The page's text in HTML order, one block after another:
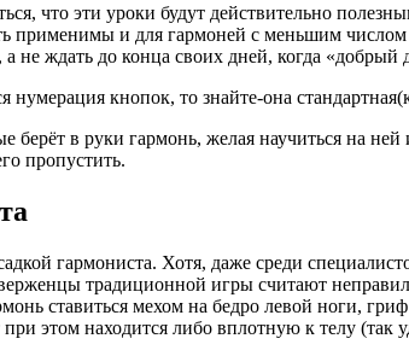
что эти уроки будут действительно
применимы и для гармоней с меньшим
не ждать до конца своих дней, когда
нумерация кнопок, то знайте-она
берёт в руки гармонь, желая научиться на
пропустить.
гармониста. Хотя, даже среди
традиционной игры считают
ставиться мехом на бедро левой ноги,
этом находится либо вплотную к телу